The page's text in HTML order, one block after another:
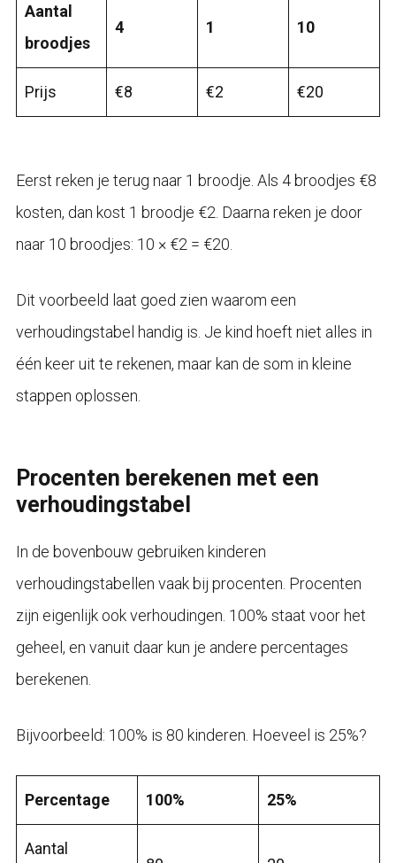
Aantal
broodjes
4 1 10
Prijs €8 €2 €20
Eerst reken je terug naar 1 broodje. Als 4 broodjes €8
kosten, dan kost 1 broodje €2. Daarna reken je door
naar 10 broodjes: 10 × €2 = €20.
Dit voorbeeld laat goed zien waarom een
verhoudingstabel handig is. Je kind hoeft niet alles in
één keer uit te rekenen, maar kan de som in kleine
stappen oplossen.
Procenten berekenen met een
verhoudingstabel
In de bovenbouw gebruiken kinderen
verhoudingstabellen vaak bij procenten. Procenten
zijn eigenlijk ook verhoudingen. 100% staat voor het
geheel, en vanuit daar kun je andere percentages
berekenen.
Bijvoorbeeld: 100% is 80 kinderen. Hoeveel is 25%?
Percentage 100% 25%
Aantal